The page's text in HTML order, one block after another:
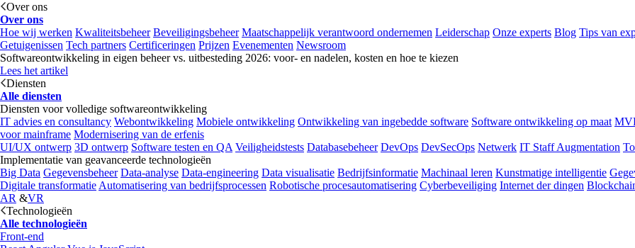
Over ons
Over ons
Hoe wij werken Kwaliteitsbeheer Beveiligingsbeheer Maatschappelijk verantwoord ondernemen Leiderschap Onze experts Blog Tips van
Getuigenissen Tech partners Certificeringen Prijzen Evenementen Newsroom
Softwareontwikkeling in eigen beheer vs. uitbesteding 2026: voor- en nadelen, kosten en hoe te kiezen
Lees het artikel
Diensten
Alle diensten
Diensten voor volledige softwareontwikkeling
IT advies en consultancy Webontwikkeling Mobiele ontwikkeling Ontwikkeling van ingebedde software Software ontwikkeling op maat
voor mainframe Modernisering van de erfenis
UI/UX ontwerp 3D ontwerp Software testen en QA Veiligheidstests Databasebeheer DevOps DevSecOps Netwerk IT Staff Augmentation
Implementatie van geavanceerde technologieën
Big Data Gegevensbeheer Data-analyse Data-engineering Data visualisatie Bedrijfsinformatie Machinaal leren Kunstmatige intelligentie
Digitale transformatie Automatisering van bedrijfsprocessen Robotische procesautomatisering Cyberbeveiliging Internet der dingen
AR &VR
Technologieën
Alle technologieën
Front-end